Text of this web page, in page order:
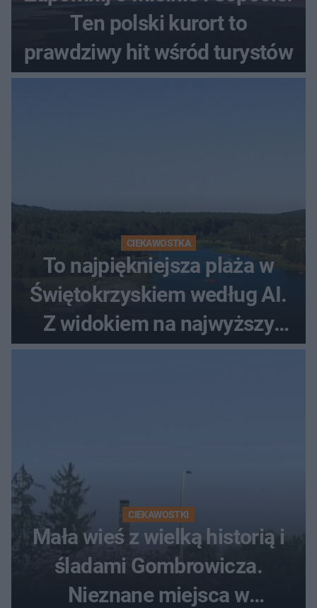
Ten polski kurort to
prawdziwy hit wśród turystów
CIEKAWOSTKA
To najpiękniejsza plaża w
Świętokrzyskiem według AI.
Z widokiem na najwyższy
szczyt Gór Świętokrzyskich
CIEKAWOSTKI
Mała wieś z wielką historią i
śladami Gombrowicza.
Nieznane miejsca w